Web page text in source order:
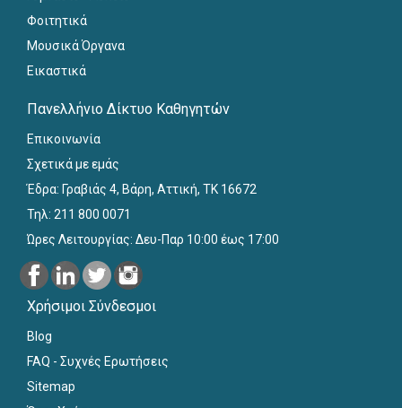
Φοιτητικά
Μουσικά Όργανα
Εικαστικά
Πανελλήνιο Δίκτυο Καθηγητών
Επικοινωνία
Σχετικά με εμάς
Έδρα: Γραβιάς 4, Βάρη, Αττική, ΤΚ 16672
Τηλ: 211 800 0071
Ώρες Λειτουργίας: Δευ-Παρ 10:00 έως 17:00
Χρήσιμοι Σύνδεσμοι
Blog
FAQ - Συχνές Ερωτήσεις
Sitemap